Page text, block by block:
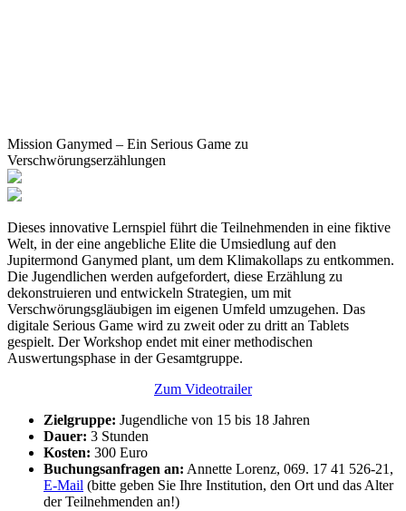
Mission Ganymed – Ein Serious Game zu
Verschwörungserzählungen
Dieses innovative Lernspiel führt die Teilnehmenden in eine fiktive
Welt, in der eine angebliche Elite die Umsiedlung auf den
Jupitermond Ganymed plant, um dem Klimakollaps zu entkommen.
Die Jugendlichen werden aufgefordert, diese Erzählung zu
dekonstruieren und entwickeln Strategien, um mit
Verschwörungsgläubigen im eigenen Umfeld umzugehen. Das
digitale Serious Game wird zu zweit oder zu dritt an Tablets
gespielt. Der Workshop endet mit einer methodischen
Auswertungsphase in der Gesamtgruppe.
Zum Videotrailer
Zielgruppe: Jugendliche von 15 bis 18 Jahren
Dauer: 3 Stunden
Kosten: 300 Euro
Buchungsanfragen an: Annette Lorenz, 069. 17 41 526-21,
E-Mail (bitte geben Sie Ihre Institution, den Ort und das Alter
der Teilnehmenden an!)